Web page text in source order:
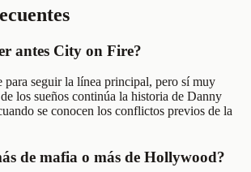
antes City on Fire?
para seguir la línea principal, pero sí muy
los sueños continúa la historia de Danny
se conocen los conflictos previos de la
de mafia o más de Hollywood?